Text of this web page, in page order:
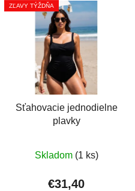
ZĽAVY TÝŽDŇA
Sťahovacie jednodielne
plavky
hodnotenie
produktu
Skladom (1 ks)
€31,40